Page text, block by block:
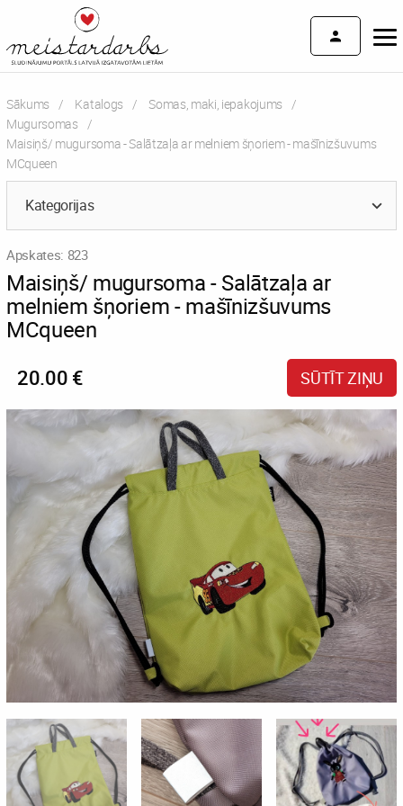
Sākums Katalogs
Somas, maki, iepakojums
Mugursomas
Current:
Maisiņš/ mugursoma - Salātzaļa ar melniem šņoriem - mašīnizšuvums
MCqueen
Kategorijas
Apskates: 823
Maisiņš/ mugursoma - Salātzaļa ar
melniem šņoriem - mašīnizšuvums
MCqueen
20.00 € SŪTĪT ZIŅU